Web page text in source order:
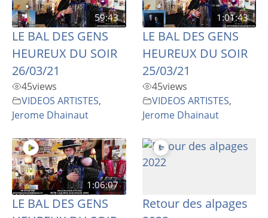
59:43
LE BAL DES GENS
HEUREUX DU SOIR
26/03/21
45views
VIDEOS ARTISTES,
Jerome Dhainaut
1:01:43
LE BAL DES GENS
HEUREUX DU SOIR
25/03/21
45views
VIDEOS ARTISTES,
Jerome Dhainaut
1:06:07
LE BAL DES GENS
Retour des alpages